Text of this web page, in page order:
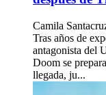
Camila
Tras años de
antagonista del
Doom se
llegada, ju...